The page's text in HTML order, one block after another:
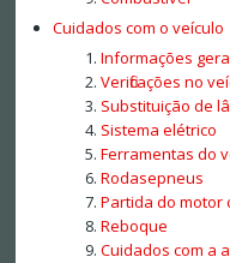
Cuidados com o veículo
Informações
Verificações no
Substituição de
Sistema elétrico
Ferramentas do
Rodasepneus
Partida do motor
Reboque
Cuidados com a